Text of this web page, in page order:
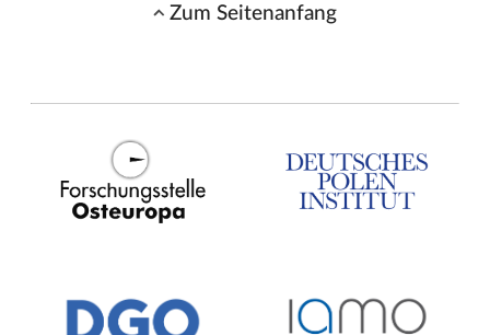
Zum Seitenanfang